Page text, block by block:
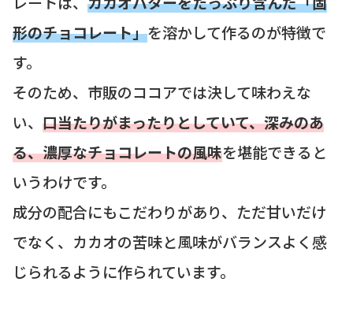
形のチョコレート」を溶かして作るのが特徴で
す。
そのため、市販のココアでは決して味わえな
い、 口当たりがまったりとしていて、深みのあ
る、濃厚なチョコレートの風味を堪能できると
いうわけです。
成分の配合にもこだわりがあり、ただ甘いだけ
でなく、カカオの苦味と風味がバランスよく感
じられるように作られています。